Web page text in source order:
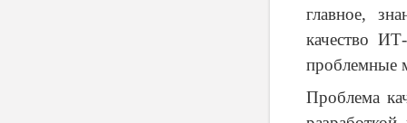
главное,
качество
проблемные
Проблема